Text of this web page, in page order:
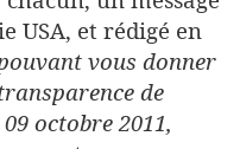
USA, et rédigé en
vous donner
de
octobre 2011,